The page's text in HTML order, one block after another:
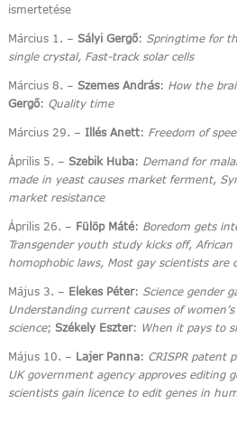
ismertetése
Március 1. – Sályi Gergő: Springtime for
single crystal, Fast-track solar cells
Március 8. – Szemes András: How the
Gergő: Quality time
Március 29. – Illés Anett: Freedom of
Április 5. – Szebik Huba: Demand for
made in yeast causes market ferment,
market resistance
Április 26. – Fülöp Máté: Boredom gets
Transgender youth study kicks off, African
homophobic laws, Most gay scientists are
Május 3. – Elekes Péter: Science gender
Understanding current causes of
science; Székely Eszter: When it pays to
Május 10. – Lajer Panna: CRISPR patent
UK government agency approves editing
scientists gain licence to edit genes in